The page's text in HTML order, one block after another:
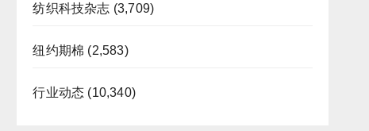
纺织科技杂志 (3,709)
纽约期棉 (2,583)
行业动态 (10,340)